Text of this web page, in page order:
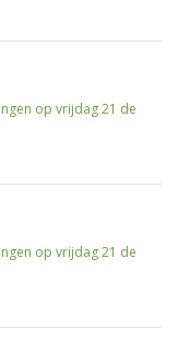
op vrijdag 21 de
op vrijdag 21 de